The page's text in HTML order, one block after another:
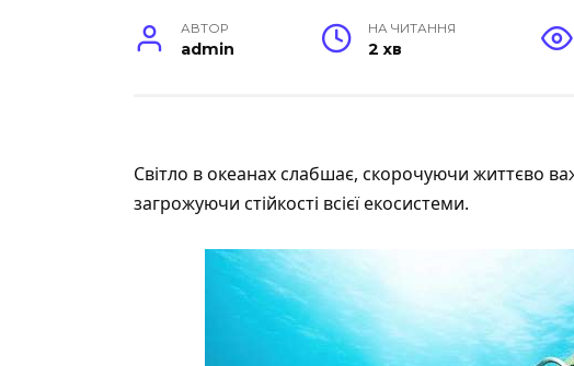
АВТОР
admin
НА ЧИТАННЯ
2 хв
Світло в океанах слабшає, скорочуючи життєво
загрожуючи стійкості всієї екосистеми.